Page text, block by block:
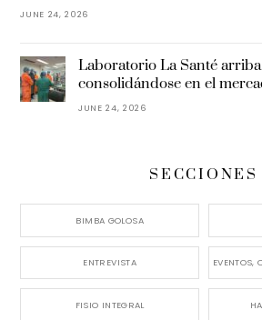
JUNE 24, 2026
Laboratorio La Santé arriba
consolidándose en el
JUNE 24, 2026
SECCIONES
BIMBA GOLOSA
ENTREVISTA
FISIO INTEGRAL